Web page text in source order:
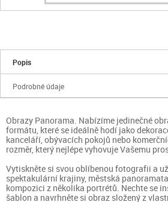
Popis
Podrobné údaje
Obrazy Panorama. Nabízíme jedinečné
formátu, které se ideálně hodí jako
kanceláří, obývacích pokojů nebo
rozměr, který nejlépe vyhovuje Vašemu
Vytiskněte si svou oblíbenou fotografii a
spektakulární krajiny, městská
kompozici z několika portrétů. Nechte se
šablon a navrhněte si obraz složený z